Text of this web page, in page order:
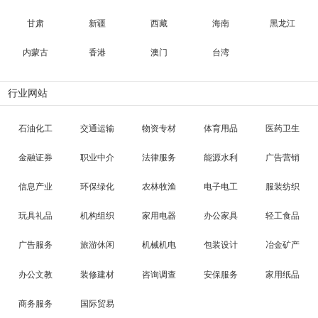
甘肃 新疆 西藏 海南 黑龙江
内蒙古 香港 澳门 台湾
行业网站
石油化工 交通运输 物资专材 体育用品 医药卫生
金融证券 职业中介 法律服务 能源水利 广告营销
信息产业 环保绿化 农林牧渔 电子电工 服装纺织
玩具礼品 机构组织 家用电器 办公家具 轻工食品
广告服务 旅游休闲 机械机电 包装设计 冶金矿产
办公文教 装修建材 咨询调查 安保服务 家用纸品
商务服务 国际贸易